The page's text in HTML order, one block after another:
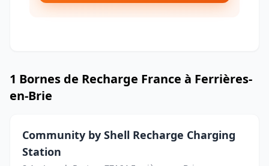
1 Bornes de Recharge France à Ferrières-
en-Brie
Community by Shell Recharge Charging
Station